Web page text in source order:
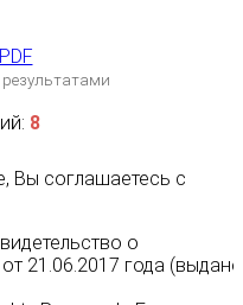
8
Вы соглашаетесь с
о
21.06.2017 года (выдано